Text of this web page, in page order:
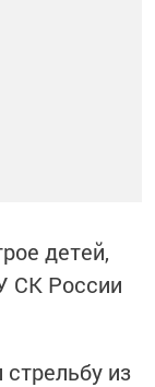
детей,
СК России
из